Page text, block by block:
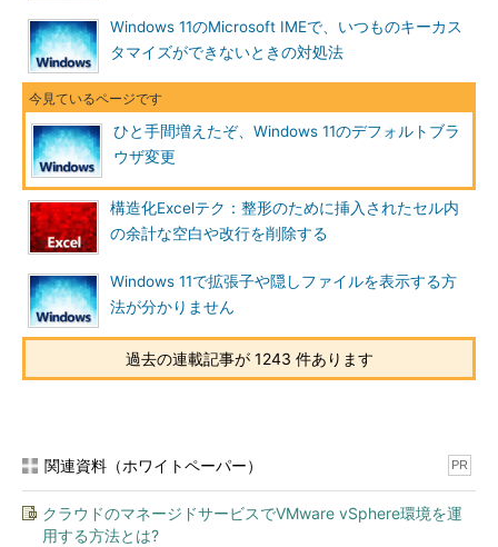
Windows 11のMicrosoft IMEで、いつものキーカス
タマイズができないときの対処法
ひと手間増えたぞ、Windows 11のデフォルトブラ
ウザ変更
構造化Excelテク：整形のために挿入されたセル内
の余計な空白や改行を削除する
Windows 11で拡張子や隠しファイルを表示する方
法が分かりません
過去の連載記事が 1243 件あります
関連資料（ホワイトペーパー） PR
クラウドのマネージドサービスでVMware vSphere環境を運
用する方法とは?